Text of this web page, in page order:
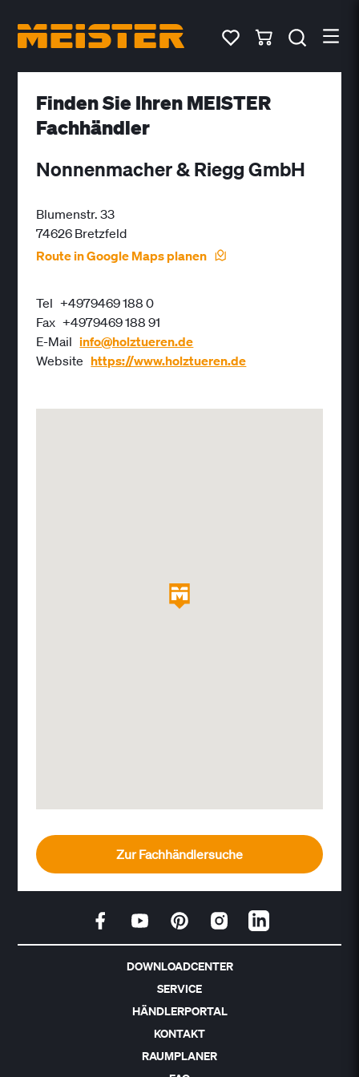
Finden Sie Ihren MEISTER
Fachhändler
Nonnenmacher & Riegg GmbH
Blumenstr. 33
74626 Bretzfeld
Route in Google Maps planen
Tel +4979469 188 0
Fax +4979469 188 91
E-Mail info@holztueren.de
Website https://www.holztueren.de
Zur Fachhändlersuche
DOWNLOADCENTER
SERVICE
HÄNDLERPORTAL
KONTAKT
RAUMPLANER